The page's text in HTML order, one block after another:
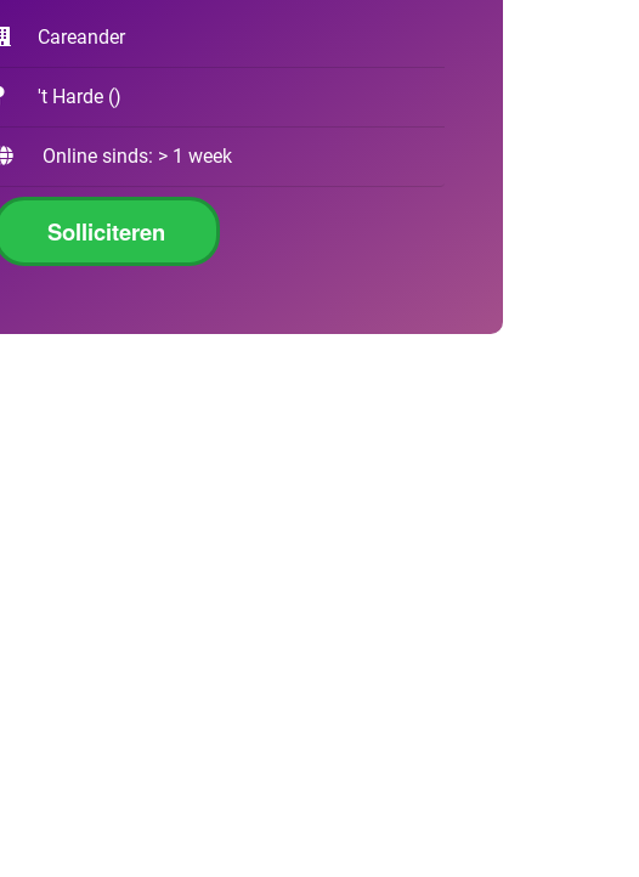
Careander
't Harde ()
Online sinds: > 1 week
Solliciteren